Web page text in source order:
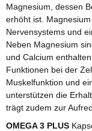
Magnesium, dessen
erhöht ist.
Nervensystems und
Neben Magnesium
und Calcium
Funktionen bei der
Muskelfunktion und
unterstützen die
trägt zudem zur
OMEGA 3 PLUS